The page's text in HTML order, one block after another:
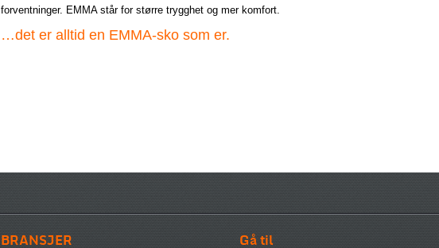
forventninger. EMMA står for større trygghet og mer komfort.
…det er alltid en EMMA-sko som er.
BRANSJER Gå til